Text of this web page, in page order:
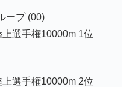
ープ (00)
選手権10000m 1位
選手権10000m 2位